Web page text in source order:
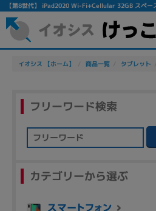
【第8世代】 iPad2020 Wi-Fi+Cellular 32GB スペー
イオシス 【ホーム】 商品一覧 タブレット
フリーワード検索
カテゴリーから選ぶ
除外ワード
人気の検索ワード：Let's note EliteBook